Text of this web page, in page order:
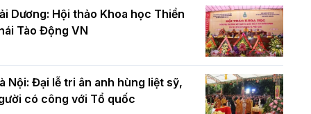
Dương: Hội thảo Khoa học Thiền
Tào Động VN
Nội: Đại lễ tri ân anh hùng liệt sỹ,
có công với Tổ quốc